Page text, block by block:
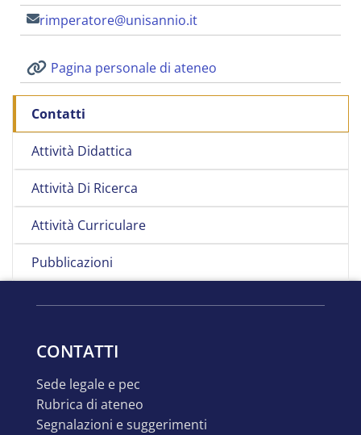
Contatti
Attività Didattica
Attività Di Ricerca
Attività Curriculare
Pubblicazioni
rimperatore@unisannio.it
Pagina personale di ateneo
CONTATTI
sede legale e pec
rubrica di ateneo
segnalazioni e suggerimenti